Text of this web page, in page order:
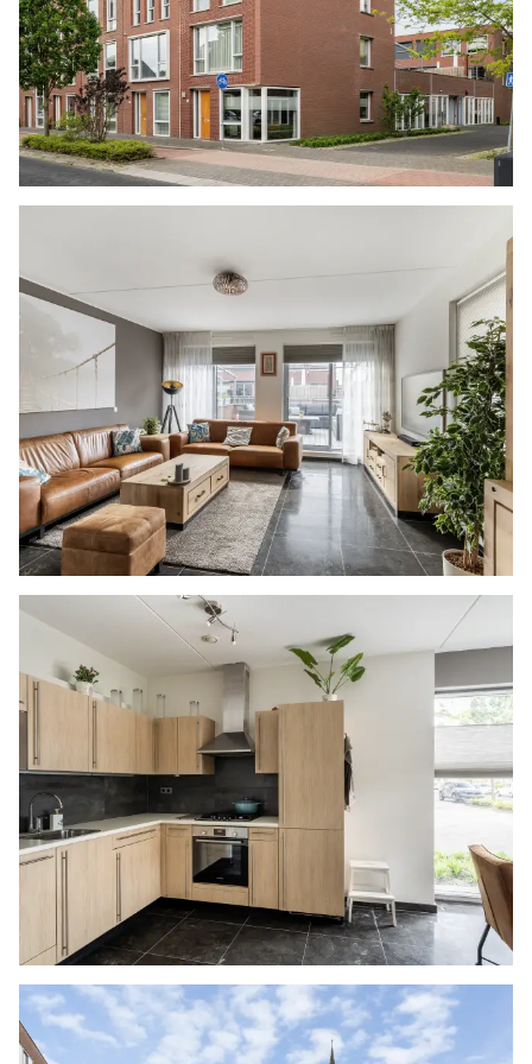
keuken, die is opgesteld in een hoek met
bovenkasten. Ook hier is de achterwand
betegeld en is er diverse apparatuur aanwezig.
In het verlengde is er een ruime woonkamer,
waarbij in het achtergedeelte ruimte is voor een
tweepersoonsbed. In de ruimte staat een grote
vaste kast met schuifdeuren, waarin zich de
wasmachineaansluiting bevindt en er is een deur
naar de eigen badkamer. Deze is volledig
betegeld en uitgerust met een inloopdouche,
een wastafelmeubel en een toilet. Daarnaast is
hangt er een handdoeken radiator en is er een
toegangsdeur die uitkomt op het afgesloten
terrein aan de achterzijde, met de eigen twee
parkeerplaatsen. De wanden in de studio zijn
gestuukt en op de vloer liggen tegels bij de
keuken en een laminaatvloer in het
woongedeelte. Ook hangt er airconditioning.
1E VERDIEPING
Deze woonverdieping loopt geheel van de
voorzijde naar de achterzijde en beschikt over
ramen tot aan de vloer en twee schuifpuien die
toegang geven tot het eerste terras. Hierbij is de
zithoek gelinkt aan het terras en is er een aan de
voorzijde ruimte voor een grote eethoek. Voor
extra gemak is er bij de eethoek een pantry
geplaatst. Het geheel is voorzien van gestuukte
wanden en op de vloer liggen tegels. Daarnaast
geeft de open trap toegang tot de 2e
verdieping.
Het terras biedt, doordat de woning gelegen is